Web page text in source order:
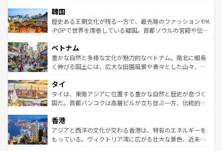
ワイを、存分に味わってほしい。 なお、新着のハワイ情報
はコンテンツ一覧を参照してほしい。
いる。アクティビティも充実しており、サーフィンやダイ
ビング、ハイキングなど、アウトドア好きにはたまらな
い。オーストラリアの多彩な魅力を存分に味わいつくそ
参照してほしい。
ン）、静ひつな山岳地帯である台湾東部など、都市の喧騒
と山間の静けさが共存しており、訪れる人に新しい発見と
驚きをもたらしてくれる。また、奥深い台湾の食文化も魅
容にもいいと評判のスイーツなど、バラエティ豊かな料理
が味わえる。 なお、新着の台湾情報は コンテンツ一覧を参
照してほしい。
韓国
歴史ある王朝文化が残る一方で、最先端のファッションやK
-POPで世界を席巻している韓国。首都ソウルの宮殿や伝統
き、地方に足を延ばせば四季折々の自然美を楽しむことが
できる。そして、キムチや焼肉、絶品のストリートフード
まで、さまざまな韓国料理が待っている。夜には、韓国な
リティに包まれながら、韓国の多彩な魅力を心ゆくまで味
わってみてほしい。 なお、新着の韓国情報はコンテンツ一
覧を参照してほしい。
ベトナム
豊かな自然と多様な文化が魅力的なベトナム。南北に細長
く伸びる国土には、広大な田園風景や青々とした山々、世
急速な発展と共に伝統が息づく。ハノイの古い町並みやホ
ーチミン市のフランス統治時代の建物も、独特の雰囲気を
醸し出している。また、バラエティの豊かさとおいしさで
とつ。フォーやバインミー、ベトナムコーヒーなどは、ぜ
ひ現地で味わいたい。どの地域を訪れてもあたたかい人々
が旅行者を迎えてくれるので、きっと忘れられない旅にな
タイ
タイは、東南アジアに位置する豊かな自然と歴史が息づく
国だ。首都バンコクは高層ビルが立ち並ぶ一方、伝統的な
の活気が交差している。北部ではチェンマイなどの山岳地
帯で自然と触れ合い、南部ではプーケットやクラビの美し
いビーチでリゾート気分を楽しむことができる。タイ料理
香港
アジアと西洋の文化が交わる香港は、特有のエネルギーを
もっている。ヴィクトリア湾に広がる壮大な景色、近未来